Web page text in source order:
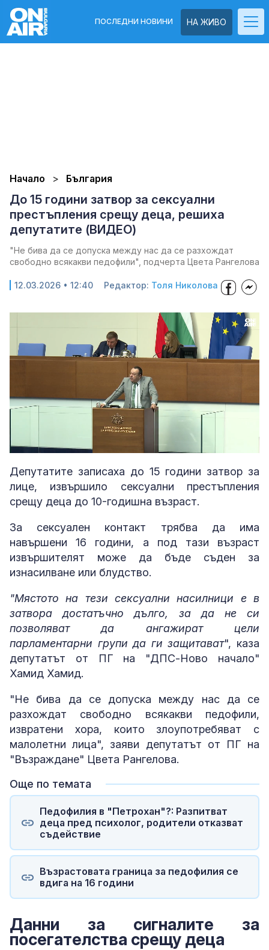
НА ЖИВО
ПОСЛЕДНИ НОВИНИ
Начало България
До 15 години затвор за сексуални
престъпления срещу деца, решиха
депутатите (ВИДЕО)
"Не бива да се допуска между нас да се разхождат
свободно всякакви педофили", подчерта Цвета Рангелова
12.03.2026 • 12:40 Редактор: Толя Николова
Unmute
41.40%
Депутатите записаха до 15 години затвор за
лице, извършило сексуални престъпления
срещу деца до 10-годишна възраст.
За сексуален контакт трябва да има
навършени 16 години, а под тази възраст
извършителят може да бъде съден за
изнасилване или блудство.
"Мястото на тези сексуални насилници е в
затвора достатъчно дълго, за да не си
позволяват да ангажират цели
парламентарни групи да ги защитават", каза
депутатът от ПГ на "ДПС-Ново начало"
Хамид Хамид.
"Не бива да се допуска между нас да се
разхождат свободно всякакви педофили,
извратени хора, които злоупотребяват с
малолетни лица", заяви депутатът от ПГ на
"Възраждане" Цвета Рангелова.
Още по темата
Педофилия в "Петрохан"?: Разпитват
деца пред психолог, родители отказват
съдействие
Възрастовата граница за педофилия се
вдига на 16 години
Данни за сигналите за
посегателства срещу деца